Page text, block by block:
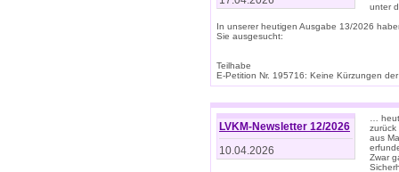
unter
In unserer heutigen Ausgabe 13/2026
Sie ausgesucht:
Teilhabe
E-Petition Nr. 195716: Keine Kürzungen
LVKM-Newsletter 12/2026
10.04.2026
…
zurück
aus
Zwar